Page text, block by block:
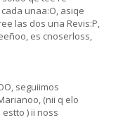
cada unaa:O, asiqe
las dos una Revis:P,
es cnoserloss,
seguiimos
(nii q elo
) ii noss